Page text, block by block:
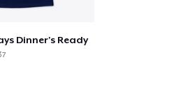
Dinner's Ready